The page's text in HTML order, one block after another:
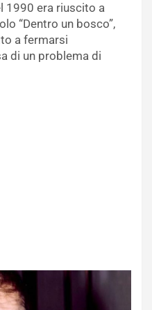
1990 era riuscito a
“Dentro un bosco”,
a fermarsi
di un problema di